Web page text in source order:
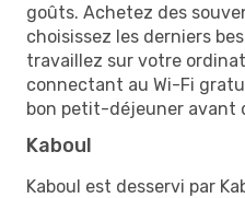
goûts. Achetez des
choisissez les derniers
travaillez sur votre
connectant au Wi-Fi
bon petit-déjeuner avant
Kaboul
Kaboul est desservi par